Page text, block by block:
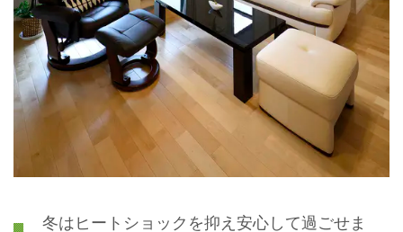
冬はヒートショックを抑え安心して過ごせま